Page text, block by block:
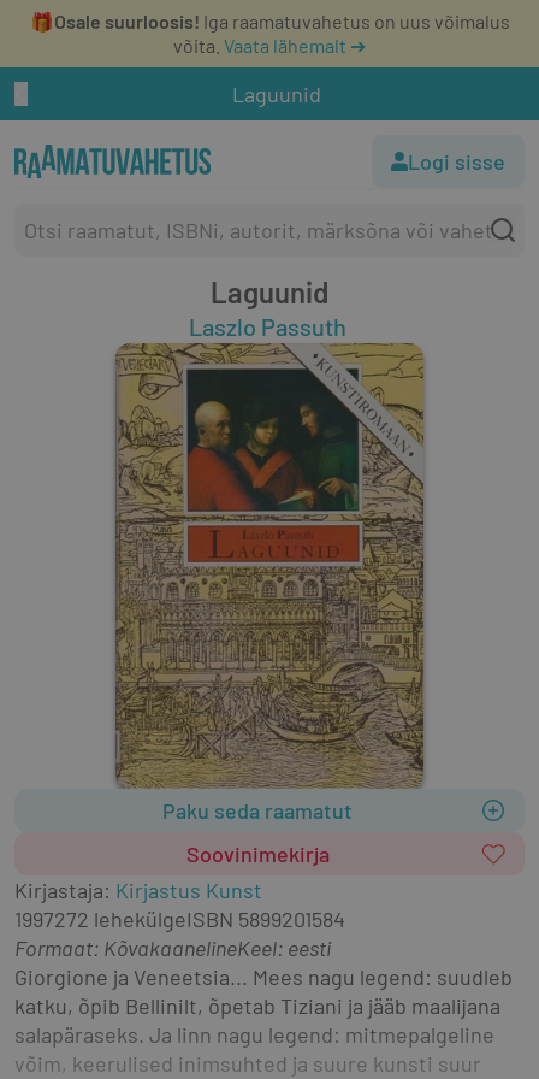
🎁Osale suurloosis! Iga raamatuvahetus on uus võimalus
võita. Vaata lähemalt ➔
Laguunid
Logi sisse
Laguunid
Laszlo Passuth
Paku seda raamatut
Soovinimekirja
Kirjastaja: Kirjastus Kunst
1997272 lehekülgeISBN 5899201584
Formaat: KõvakaanelineKeel: eesti
Giorgione ja Veneetsia... Mees nagu legend: suudleb
katku, õpib Bellinilt, õpetab Tiziani ja jääb maalijana
salapäraseks. Ja linn nagu legend: mitmepalgeline
võim, keerulised inimsuhted ja suure kunsti suur